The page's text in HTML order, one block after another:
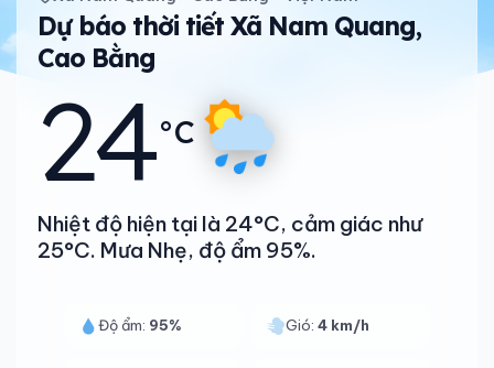
Dự báo thời tiết Xã Nam Quang,
Cao Bằng
24°C
Nhiệt độ hiện tại là 24°C, cảm giác như
25°C. Mưa Nhẹ, độ ẩm 95%.
Độ ẩm: 95% Gió:4 km/h